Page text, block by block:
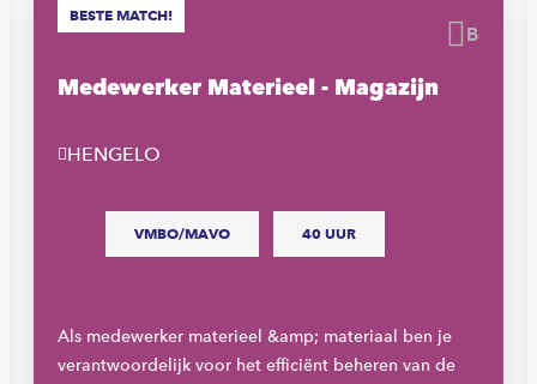
Medewerker Materieel - Magazijn
HENGELO
VMBO/MAVO 40 UUR
Als medewerker materieel &amp; materiaal ben je
verantwoordelijk voor het efficiënt beheren van de
BESTE MATCH!